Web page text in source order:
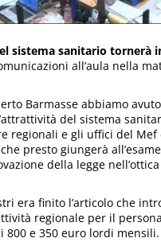
sistema sanitario tornerà
all’aula nella
Barmasse abbiamo
del sistema
regionali e gli uffici del Mef
presto giungerà
della legge
era finito l’articolo che
regionale per il
e 350 euro lordi mensili.